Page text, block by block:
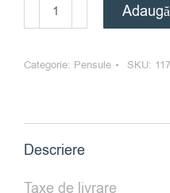
Cantitate
Brushkeeper
Deluxe
suport
inteligent
Categorie: Pensule SKU:
Descriere
Taxe de livrare